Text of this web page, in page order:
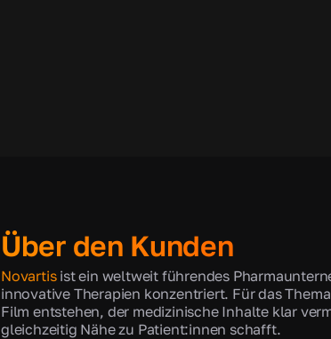
Über den Kunden
Novartisist ein weltweit führendes
innovative Therapien konzentriert. Für das
Film entstehen, der medizinische Inhalte klar
gleichzeitig Nähe zu Patient:innen schafft.